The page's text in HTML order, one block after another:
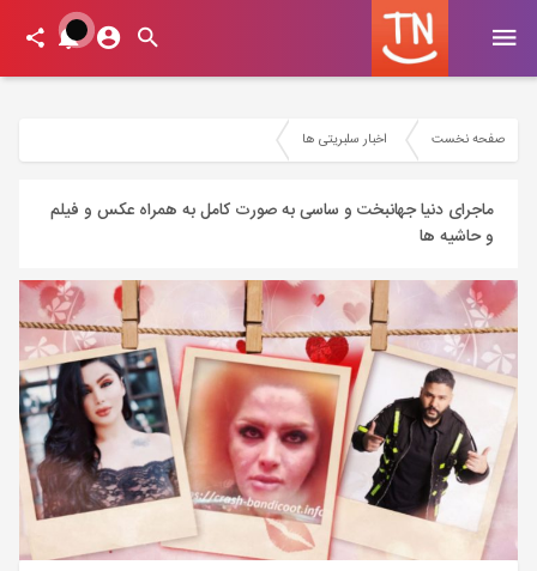
صفحه نخست اخبار سلبریتی ها
ماجرای دنیا جهانبخت و ساسی به صورت کامل به همراه عکس و فیلم
و حاشیه ها